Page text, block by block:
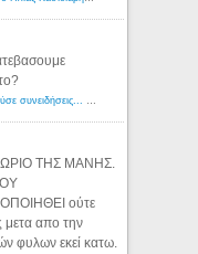
Ένα βιβλίο που πολεμήθηκε γιατί ξυπνούσε συνειδήσεις... - Λόγιος Ερμής | Η γνώση ξεκινάει με την αναζήτηση...
ΤΗΣ ΜΑΝΗΣ.
ούτε
μετα απο την
φυλων εκεί κατω.